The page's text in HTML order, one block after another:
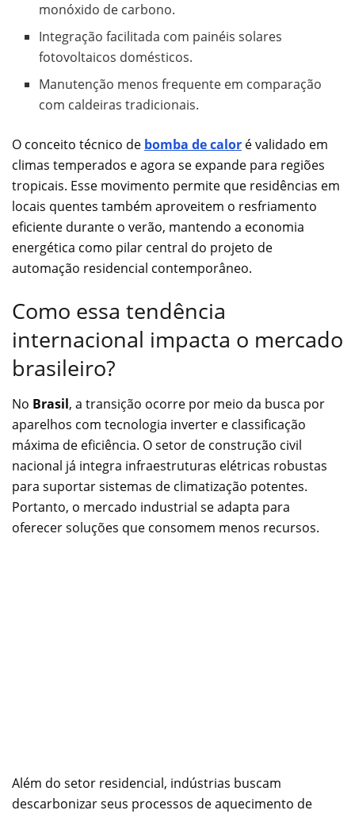
monóxido de carbono.
Integração facilitada com painéis solares
fotovoltaicos domésticos.
Manutenção menos frequente em comparação
com caldeiras tradicionais.
O conceito técnico de bomba de calor é validado em
climas temperados e agora se expande para regiões
tropicais. Esse movimento permite que residências em
locais quentes também aproveitem o resfriamento
eficiente durante o verão, mantendo a economia
energética como pilar central do projeto de
automação residencial contemporâneo.
Como essa tendência
internacional impacta o mercado
brasileiro?
No Brasil, a transição ocorre por meio da busca por
aparelhos com tecnologia inverter e classificação
máxima de eficiência. O setor de construção civil
nacional já integra infraestruturas elétricas robustas
para suportar sistemas de climatização potentes.
Portanto, o mercado industrial se adapta para
oferecer soluções que consomem menos recursos.
Além do setor residencial, indústrias buscam
descarbonizar seus processos de aquecimento de